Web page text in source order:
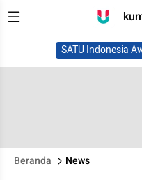
SATU Indonesia
Beranda News